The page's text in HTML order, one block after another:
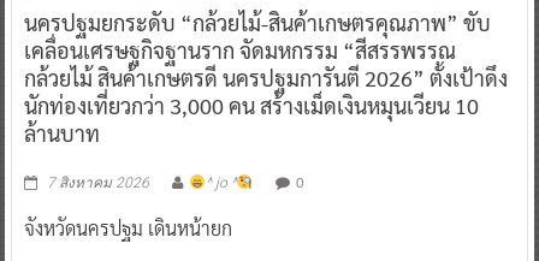
นครปฐมยกระดับ “กล้วยไม้-สินค้าเกษตรคุณภาพ” ขับ
เคลื่อนเศรษฐกิจฐานราก จัดมหกรรม “สีสรรพรรณ
กล้วยไม้ สินค้าเกษตรดี นครปฐมการันตี 2026” ตั้งเป้าดึง
นักท่องเที่ยวกว่า 3,000 คน สร้างเม็ดเงินหมุนเวียน 10
ล้านบาท
7 สิงหาคม 2026 ^ jo ^ 0
จังหวัดนครปฐม เดินหน้ายก